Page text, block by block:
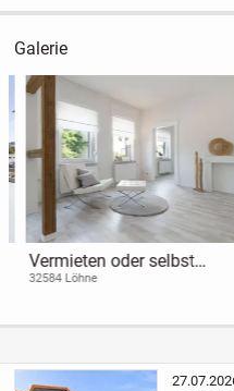
Galerie
Vermieten oder selbst
einziehen? Renovierte
Gohfeld zu verkaufen!
32584 Löhne